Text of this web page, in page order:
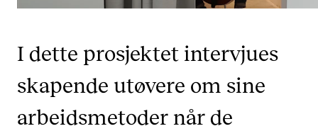
Fagmiljøer
Salane våre
Studentutvalet SUT (student.nmh.no)
I dette prosjektet intervjues
skapende utøvere om sine
arbeidsmetoder når de